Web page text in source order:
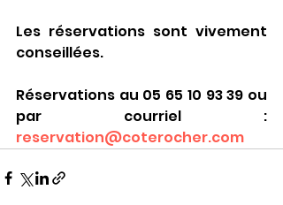
Les réservations sont vivement
conseillées.
Réservations au 05 65 10 93 39 ou
reservation@coterocher.com